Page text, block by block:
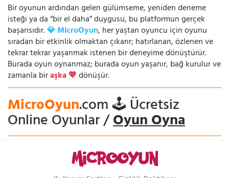
Bir oyunun ardından gelen gülümseme, yeniden deneme
isteği ya da “bir el daha” duygusu, bu platformun gerçek
başarısıdır.💎 MicroOyun, her yaştan oyuncu için oyunu
sıradan bir etkinlik olmaktan çıkarır; hatırlanan, özlenen ve
tekrar tekrar yaşanmak istenen bir deneyime dönüştürür.
Burada oyun oynanmaz; burada oyun yaşanır, bağ kurulur ve
zamanla biraşka 💖dönüşür.
MicroOyun.com 🕹️ Ücretsiz
Online Oyunlar /Oyun Oyna